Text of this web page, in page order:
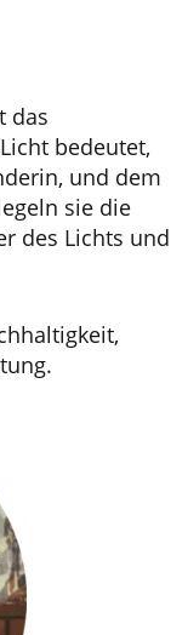
das
bedeutet,
und dem
sie die
des Lichts und